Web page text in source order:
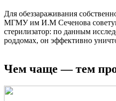
Для обеззараживания
МГМУ им И.М Сеченова
стерилизатор: по данным
роддомах, он эффективно
Чем чаще — тем